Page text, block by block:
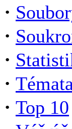
·
·
·
·
· Top 10